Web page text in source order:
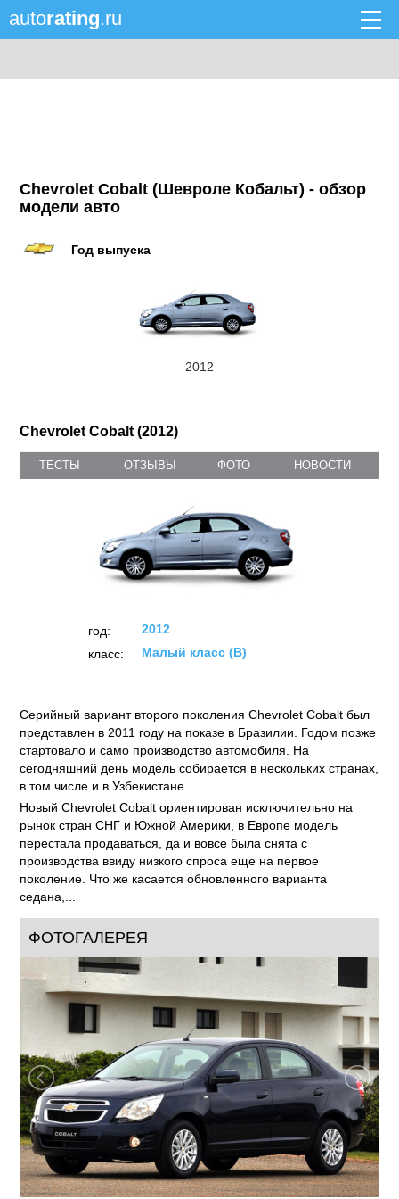
autorating.ru
Chevrolet Cobalt (Шевроле Кобальт) - обзор
модели авто
Год выпуска
2012
Chevrolet Cobalt (2012)
ТЕСТЫ ОТЗЫВЫ ФОТО НОВОСТИ
год:
2012
класс:
Малый класс (B)
Серийный вариант второго поколения Chevrolet Cobalt был
представлен в 2011 году на показе в Бразилии. Годом позже
стартовало и само производство автомобиля. На
сегодняшний день модель собирается в нескольких странах,
в том числе и в Узбекистане.
Новый Chevrolet Cobalt ориентирован исключительно на
рынок стран СНГ и Южной Америки, в Европе модель
перестала продаваться, да и вовсе была снята с
производства ввиду низкого спроса еще на первое
поколение. Что же касается обновленного варианта
седана,...
ФОТОГАЛЕРЕЯ